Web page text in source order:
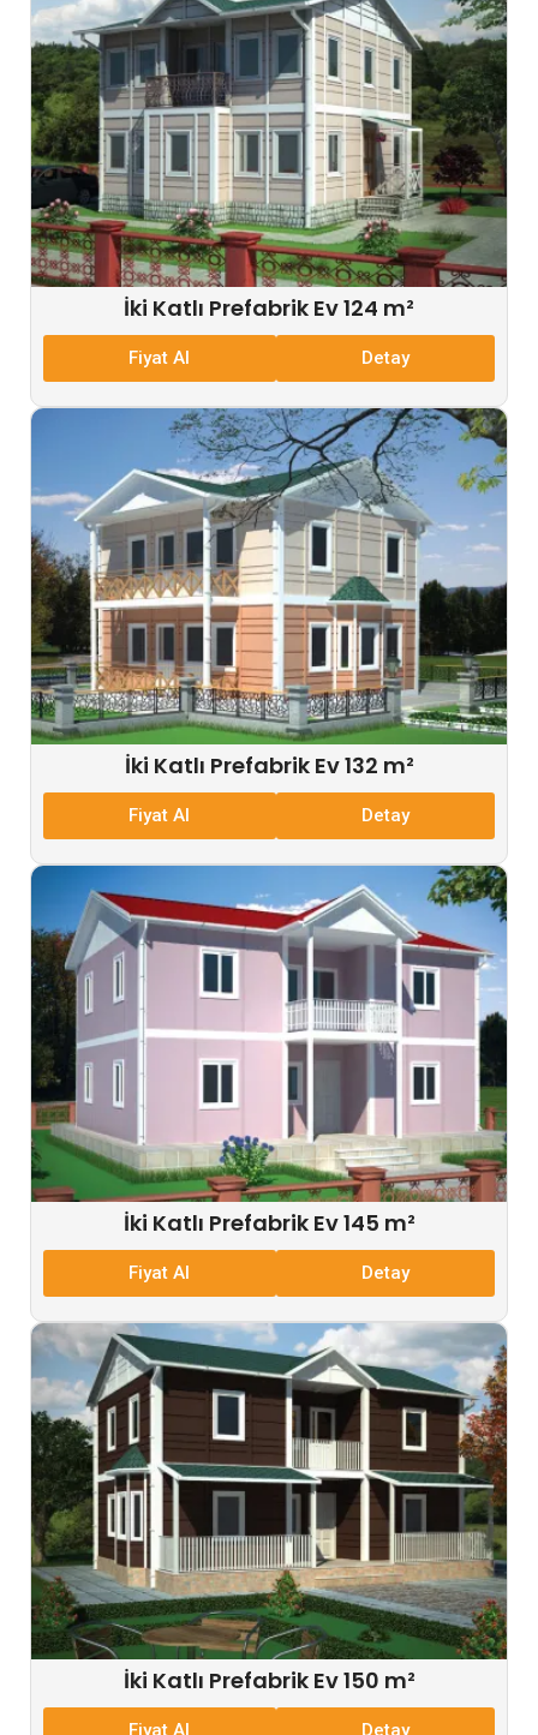
İki Katlı Prefabrik Ev 124 m²
Fiyat Al Detay
İki Katlı Prefabrik Ev 132 m²
Fiyat Al Detay
İki Katlı Prefabrik Ev 145 m²
Fiyat Al Detay
İki Katlı Prefabrik Ev 150 m²
Fiyat Al Detay